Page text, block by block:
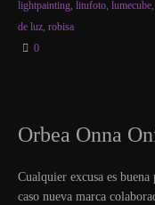
lightpainting litufoto lumecube
de luz robisa
0
Orbea Onna
Cualquier excusa es
caso nueva marca